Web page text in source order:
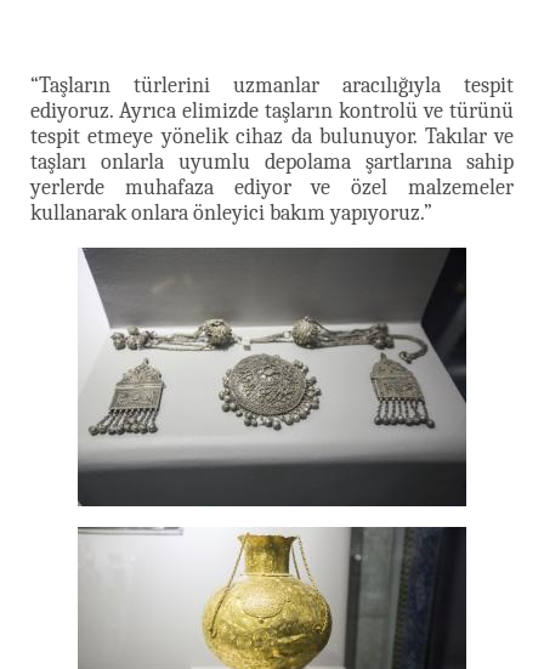
“Taşların türlerini uzmanlar aracılığıyla tespit
ediyoruz. Ayrıca elimizde taşların kontrolü ve türünü
tespit etmeye yönelik cihaz da bulunuyor. Takılar ve
taşları onlarla uyumlu depolama şartlarına sahip
yerlerde muhafaza ediyor ve özel malzemeler
kullanarak onlara önleyici bakım yapıyoruz.”